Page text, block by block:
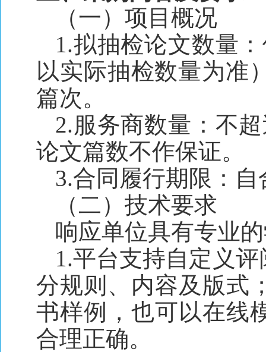
（一）项目概况
1.拟抽检论文数量
以实际抽检数量为准
篇次。
2.服务商数量：不
论文篇数不作保证。
3.合同履行期限：
（二）技术要求
响应单位具有专业
1.平台支持自定义
分规则、内容及版式
书样例，也可以在线
合理正确。